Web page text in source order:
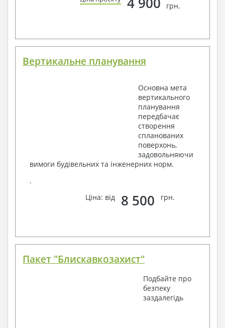
грн.
Вертикальне планування
Основна мета
вертикального
планування
передбачає
створення
спланованих
поверхонь,
задовольняючи
вимоги будівельних та інженерних норм.
.
Ціна: від
8 500 грн.
Пакет "Блискавкозахист"
Подбайте про
безпеку
заздалегідь